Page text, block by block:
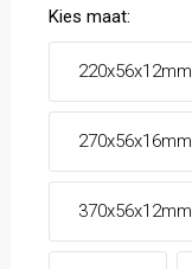
Kies maat:
220x56x12mm
270x56x16mm
370x56x12mm